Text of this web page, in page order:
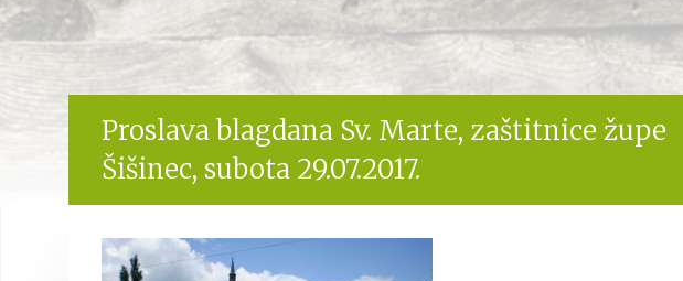
Proslava blagdana Sv. Marte, zaštitnice župe
Šišinec, subota 29.07.2017.